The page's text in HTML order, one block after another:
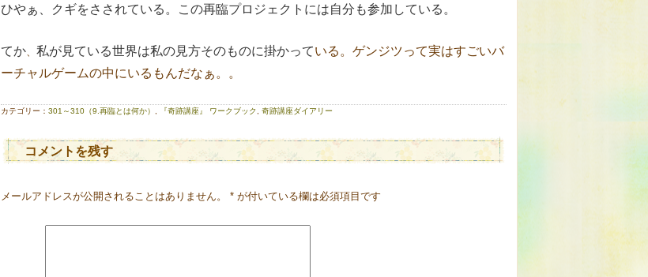
ひやぁ、クギをさされている。この再臨プロジェクトには自分も参加している。
てか、 私が見ている世界は私の見方そのものに掛かっている。ゲンジツって実はすごいバ
ーチャルゲームの中にいるもんだなぁ。。
カテゴリー： 301～310（9.再臨とは何か） 『奇跡講座』 ワークブック 奇跡講座ダイアリー
コメントを残す
メールアドレスが公開されることはありません。 * が付いている欄は必須項目です